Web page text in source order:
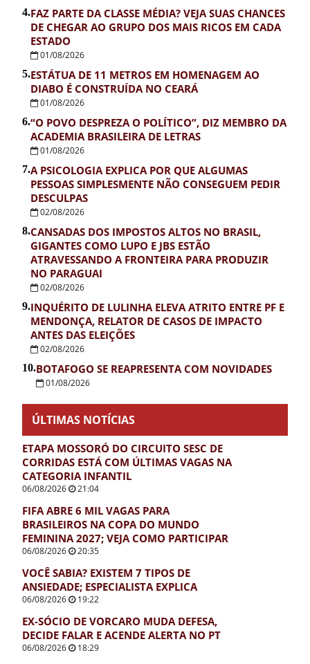
4.FAZ PARTE DA CLASSE MÉDIA? VEJA SUAS CHANCES
DE CHEGAR AO GRUPO DOS MAIS RICOS EM CADA
ESTADO
01/08/2026
5.ESTÁTUA DE 11 METROS EM HOMENAGEM AO
DIABO É CONSTRUÍDA NO CEARÁ
01/08/2026
6.“O POVO DESPREZA O POLÍTICO”, DIZ MEMBRO DA
ACADEMIA BRASILEIRA DE LETRAS
01/08/2026
7.A PSICOLOGIA EXPLICA POR QUE ALGUMAS
PESSOAS SIMPLESMENTE NÃO CONSEGUEM PEDIR
DESCULPAS
02/08/2026
8.CANSADAS DOS IMPOSTOS ALTOS NO BRASIL,
GIGANTES COMO LUPO E JBS ESTÃO
ATRAVESSANDO A FRONTEIRA PARA PRODUZIR
NO PARAGUAI
02/08/2026
9.INQUÉRITO DE LULINHA ELEVA ATRITO ENTRE PF E
MENDONÇA, RELATOR DE CASOS DE IMPACTO
ANTES DAS ELEIÇÕES
02/08/2026
10.BOTAFOGO SE REAPRESENTA COM NOVIDADES
01/08/2026
ÚLTIMAS NOTÍCIAS
ETAPA MOSSORÓ DO CIRCUITO SESC DE
CORRIDAS ESTÁ COM ÚLTIMAS VAGAS NA
CATEGORIA INFANTIL
06/08/2026 21:04
FIFA ABRE 6 MIL VAGAS PARA
BRASILEIROS NA COPA DO MUNDO
FEMININA 2027; VEJA COMO PARTICIPAR
06/08/2026 20:35
VOCÊ SABIA? EXISTEM 7 TIPOS DE
ANSIEDADE; ESPECIALISTA EXPLICA
06/08/2026 19:22
EX-SÓCIO DE VORCARO MUDA DEFESA,
DECIDE FALAR E ACENDE ALERTA NO PT
06/08/2026 18:29